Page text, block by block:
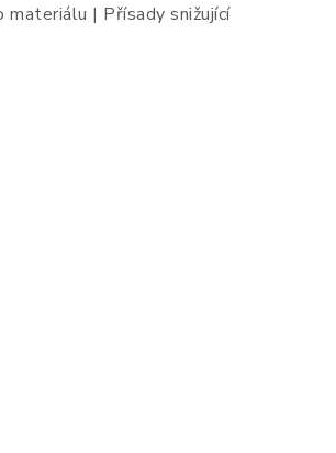
| Přísady snižující